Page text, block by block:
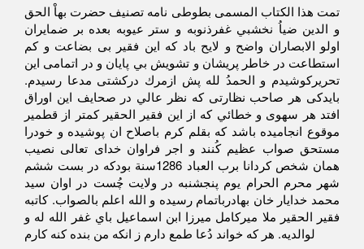
تمت هذا الكتاب المسمى بطوطى نامه تصنيف حضرت بهاْ الحق
و الدين ضياُ نخشبي غفرذنوبه و ستر عيوبه بعده بر ضمايران
اولو الابصاران واضح و لايح باد كه اين فقير بى بضاعت و كم
استطاعت در خاطر پريشان و تشويش بي پايان و در اتمامى اين
تحريركوشيدم و الحمدُ لله پش ازمرك دركشتى مدعا رسيدم.
بايدكى هر صاحب نظارتى كه نظر عالي در صحايف اين اوراق
افتد هر سهوى و خطائي كه از اين فقير الحقير كمتر از قطمير
موقوع انجاميده باشد كه بقلم كرم باصلاح ان پوشيده و خودرا
مستحق صواب عظيم كُنند و اجر فراوان خداى تعالى نصيب
همان شخص كردانا برب العباد 1286سنة بودكه در بست ششم
شهر محرم الحرام يوم پنجشنبه در ولايت چُست در اوان سيد
محمد خدايار خان بهادرباتمام رسيده و الله اعلم بالصواب. كاتبه
فقير الحقير ملا ميركامل ميرزا ابن اسماعيل باي غفر الله له و
لوالديه. هر كه خواند دُعا طمع دارم ز انكه من بنده كنه كارم